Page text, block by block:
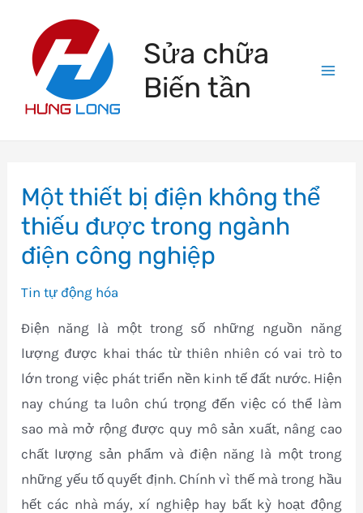
content
Sửa chữa
Biến tần
Một thiết bị điện không thể
thiếu được trong ngành
điện công nghiệp
Tin tự động hóa
Điện năng là một trong số những nguồn năng
lượng được khai thác từ thiên nhiên có vai trò to
lớn trong việc phát triển nền kinh tế đất nước. Hiện
nay chúng ta luôn chú trọng đến việc có thể làm
sao mà mở rộng được quy mô sản xuất, nâng cao
chất lượng sản phẩm và điện năng là một trong
những yếu tố quyết định. Chính vì thế mà trong hầu
hết các nhà máy, xí nghiệp hay bất kỳ hoạt động